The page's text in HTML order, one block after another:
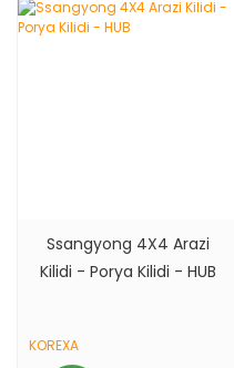
Ssangyong 4X4 Arazi
Kilidi - Porya Kilidi - HUB
KOREXA